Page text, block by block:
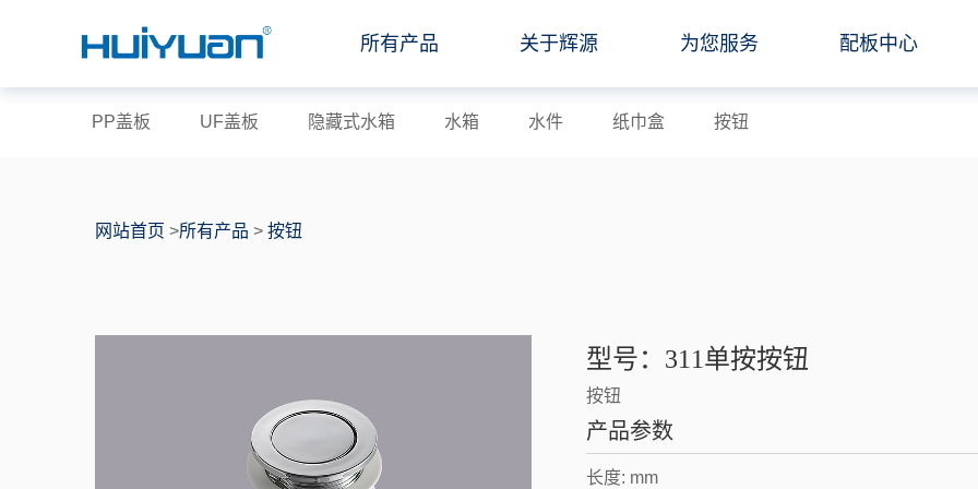
所有产品 关于辉源 为您服务 配板中心
PP盖板 UF盖板 隐藏式水箱 水箱 水件 纸巾盒 按钮
网站首页 >所有产品 > 按钮
型号：311单按按钮
按钮
产品参数
长度: mm